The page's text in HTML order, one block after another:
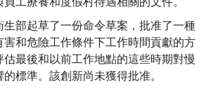
生部起草了一份命令草案，批准了一種
和危險工作條件下工作時間貢獻的方
最後和以前工作地點的這些時期對慢
標準。該創新尚未獲得批准。